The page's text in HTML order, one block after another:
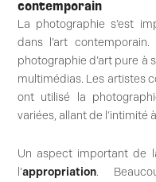
contemporain
La photographie s’est
dans l’art
photographie d’art pure à
multimédias. Les artistes
ont utilisé la
variées, allant de l’intimité
Un aspect important de
l’appropriation.